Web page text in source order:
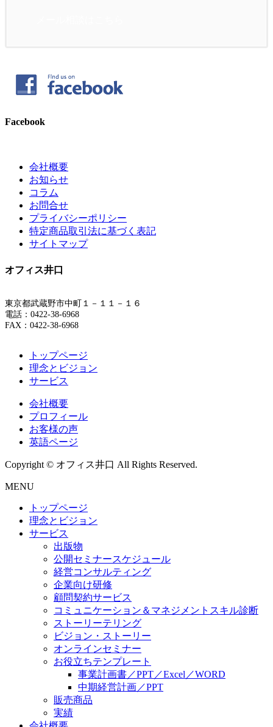
Facebook
会社概要
お知らせ
コラム
お問合せ
プライバシーポリシー
特定商品取引法に基づく表記
サイトマップ
オフィス井口
東京都武蔵野市中町１－１１－１６
電話：0422-38-6968
FAX：0422-38-6968
トップページ
理念とビジョン
サービス
会社概要
プロフィール
お客様の声
英語ページ
Copyright © オフィス井口 All Rights Reserved.
MENU
トップページ
理念とビジョン
サービス
出版物
公開セミナースケジュール
経営コンサルティング
企業向け研修
顧問契約サービス
コミュニケーション＆マネジメントスキル診断
ストーリーテリング
ビジョン・ストーリー
オンラインセミナー
お役立ちテンプレート
事業計画書／PPT／Excel／WORD
中期経営計画／PPT
販売商品
実績